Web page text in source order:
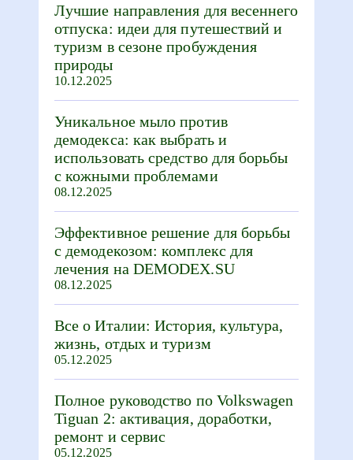
Лучшие направления для весеннего
отпуска: идеи для путешествий и
туризм в сезоне пробуждения
природы
10.12.2025
Уникальное мыло против
демодекса: как выбрать и
использовать средство для борьбы
с кожными проблемами
08.12.2025
Эффективное решение для борьбы
с демодекозом: комплекс для
лечения на DEMODEX.SU
08.12.2025
Все о Италии: История, культура,
жизнь, отдых и туризм
05.12.2025
Полное руководство по Volkswagen
Tiguan 2: активация, доработки,
ремонт и сервис
05.12.2025